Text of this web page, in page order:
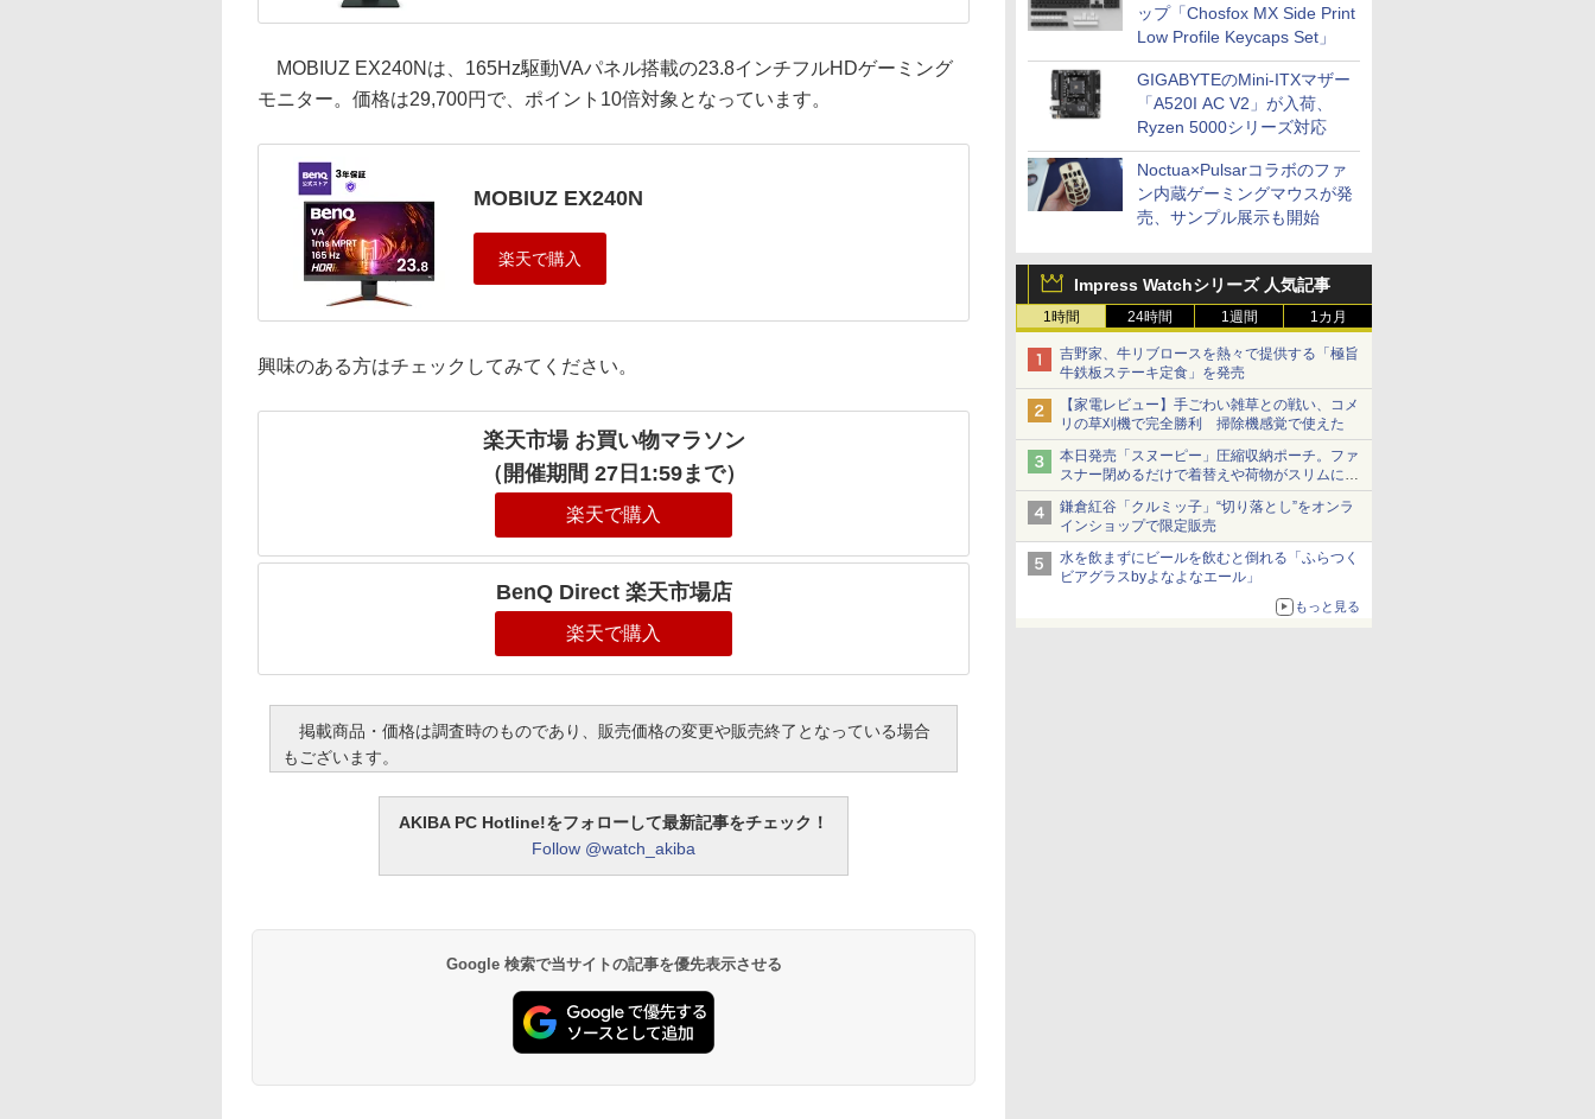
ップ「Chosfox MX Side Print
Low Profile Keycaps Set」
GIGABYTEのMini-ITXマザー
「A520I AC V2」が入荷、
Ryzen 5000シリーズ対応
Noctua×Pulsarコラボのファ
ン内蔵ゲーミングマウスが発
売、サンプル展示も開始
Impress Watchシリーズ 人気記事
1時間 24時間 1週間 1カ月
吉野家、牛リブロースを熱々で提供する「極旨
牛鉄板ステーキ定食」を発売
【家電レビュー】手ごわい雑草との戦い、コメ
リの草刈機で完全勝利 掃除機感覚で使えた
本日発売「スヌーピー」圧縮収納ポーチ。ファ
スナー閉めるだけで着替えや荷物がスリムにま
とまる
鎌倉紅谷「クルミッ子」“切り落とし”をオンラ
インショップで限定販売
水を飲まずにビールを飲むと倒れる「ふらつく
ビアグラスbyよなよなエール」
もっと見る
MOBIUZ EX240Nは、165Hz駆動VAパネル搭載の23.8インチフルHDゲーミング
モニター。価格は29,700円で、ポイント10倍対象となっています。
MOBIUZ EX240N
興味のある方はチェックしてみてください。
楽天市場 お買い物マラソン
（開催期間 27日1:59まで）
楽天で購入
BenQ Direct 楽天市場店
楽天で購入
掲載商品・価格は調査時のものであり、販売価格の変更や販売終了となっている場合
もございます。
AKIBA PC Hotline!をフォローして最新記事をチェック！
Follow @watch_akiba
Google 検索で当サイトの記事を優先表示させる